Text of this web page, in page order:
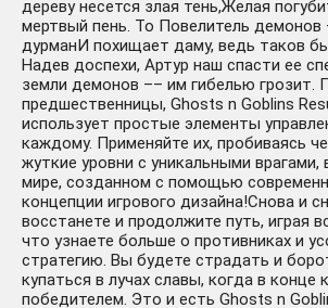
дереву несется злая тень,Желая
мертвый пень. То Повелитель демонов
дурманИ похищает даму, ведь таков
Надев доспехи, Артур наш спасти ее
земли демонов –– им гибелью грозит.
предшественницы, Ghosts n Goblins
использует простые элементы
каждому. Применяйте их, пробиваясь
жуткие уровни с уникальными врагами,
мире, созданном с помощью
концепции игрового дизайна!Снова и
восстанете и продолжите путь, играя
что узнаете больше о противниках и
стратегию. Вы будете страдать и
купаться в лучах славы, когда в конце
победителем. Это и есть Ghosts n